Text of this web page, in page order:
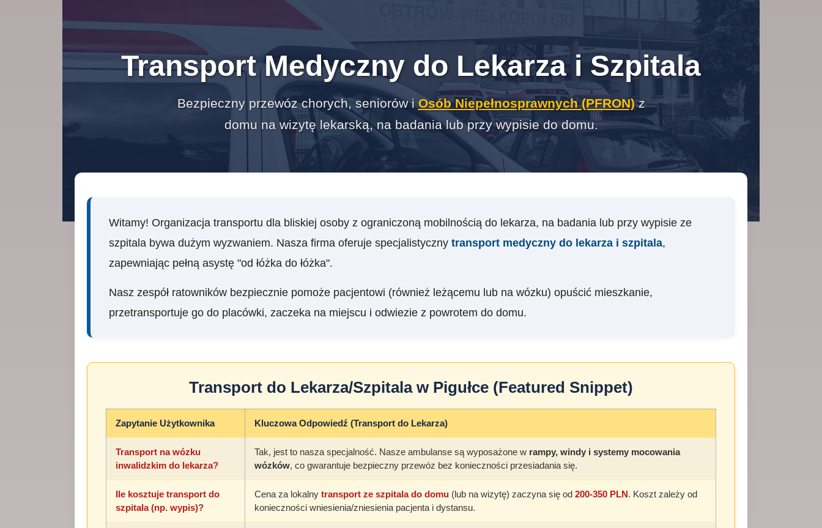
Transport Medyczny do Lekarza i Szpitala
Bezpieczny przewóz chorych, seniorów iOsób Niepełnosprawnych (PFRON)z
domu na wizytę lekarską, na badania lub przy wypisie do domu.
Witamy! Organizacja transportu dla bliskiej osoby z ograniczoną mobilnością do lekarza, na badania lub przy wypisie ze
szpitala bywa dużym wyzwaniem. Nasza firma oferuje specjalistyczny transport medyczny do lekarza i szpitala,
zapewniając pełną asystę "od łóżka do łóżka".
Nasz zespół ratowników bezpiecznie pomoże pacjentowi (również leżącemu lub na wózku) opuścić mieszkanie,
przetransportuje go do placówki, zaczeka na miejscu i odwiezie z powrotem do domu.
Transport do Lekarza/Szpitala w Pigułce (Featured Snippet)
Zapytanie Użytkownika Kluczowa Odpowiedź (Transport do Lekarza)
Transport na wózku
inwalidzkim do lekarza?
Tak, jest to nasza specjalność. Nasze ambulanse są wyposażone w rampy, windy i systemy mocowania
wózków, co gwarantuje bezpieczny przewóz bez konieczności przesiadania się.
Ile kosztuje transport do
szpitala (np. wypis)?
Cena za lokalny transport ze szpitala do domu (lub na wizytę) zaczyna się od 200-350 PLN. Koszt zależy od
konieczności wniesienia/zniesienia pacjenta i dystansu.